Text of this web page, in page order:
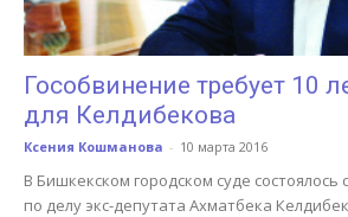
Гособвинение требует 10
для Келдибекова
Ксения Кошманова - 10 марта 2016
В Бишкекском городском суде состоялось
по делу экс-депутата Ахматбека